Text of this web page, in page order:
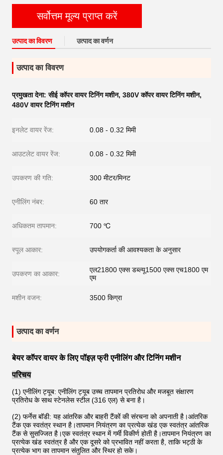
सर्वोत्तम मूल्य प्राप्त करें
उत्पाद का विवरण उत्पाद का वर्णन
उत्पाद का विवरण
प्रमुखता देना:सीई कॉपर वायर टिनिंग मशीन, 380V कॉपर वायर टिनिंग मशीन,
480V वायर टिनिंग मशीन
इनलेट वायर रेंज: 0.08 - 0.32 मिमी
आउटलेट वायर रेंज: 0.08 - 0.32 मिमी
उपकरण की गति: 300 मीटर/मिनट
एनीलिंग नंबर: 60 तार
अधिकतम तापमान: 700 ℃
स्पूल आकार: उपयोगकर्ता की आवश्यकता के अनुसार
उपकरण का आकार:
एल21800 एक्स डब्ल्यू1500 एक्स एच1800 एम
एम
मशीन वजन: 3500 किग्रा
उत्पाद का वर्णन
बेयर कॉपर वायर के लिए पॉइज़ फ्री एनीलिंग और टिनिंग मशीन
परिचय
(1) एनीलिंग ट्यूब: एनीलिंग ट्यूब उच्च तापमान प्रतिरोध और मजबूत संक्षारण
प्रतिरोध के साथ स्टेनलेस स्टील (316 एल) से बना है।
(2) फर्नेस बॉडी: यह आंतरिक और बाहरी टैंकों की संरचना को अपनाती है।आंतरिक
टैंक एक स्वतंत्र स्थान है।तापमान नियंत्रण का प्रत्येक खंड एक स्वतंत्र आंतरिक
टैंक से सुसज्जित है।एक स्वतंत्र स्थान में गर्मी विकीर्ण होती है।तापमान नियंत्रण का
प्रत्येक खंड स्वतंत्र है और एक दूसरे को प्रभावित नहीं करता है, ताकि भट्ठी के
प्रत्येक भाग का तापमान संतुलित और स्थिर हो सके।